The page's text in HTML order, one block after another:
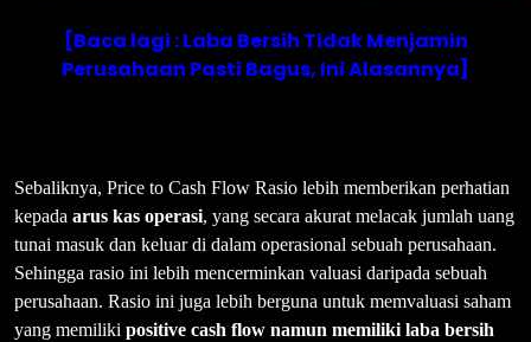
[Baca lagi : Laba Bersih Tidak Menjamin
Perusahaan Pasti Bagus, Ini Alasannya]
Sebaliknya, Price to Cash Flow Rasio lebih memberikan perhatian
kepada arus kas operasi, yang secara akurat melacak jumlah uang
tunai masuk dan keluar di dalam operasional sebuah perusahaan.
Sehingga rasio ini lebih mencerminkan valuasi daripada sebuah
perusahaan. Rasio ini juga lebih berguna untuk memvaluasi saham
yang memiliki positive cash flow namun memiliki laba bersih